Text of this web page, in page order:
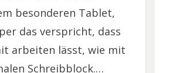
besonderen Tablet,
das verspricht, dass
arbeiten lässt, wie mit
Schreibblock.…